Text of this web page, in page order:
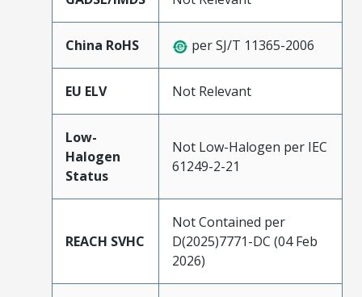
China RoHS per SJ/T 11365-2006
EU ELV Not Relevant
Low-
Halogen
Status
Not Low-Halogen per IEC
61249-2-21
REACH SVHC
Not Contained per
D(2025)7771-DC (04 Feb
2026)